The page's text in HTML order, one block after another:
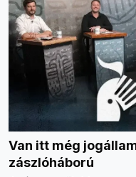
Van itt még
zászlóháború